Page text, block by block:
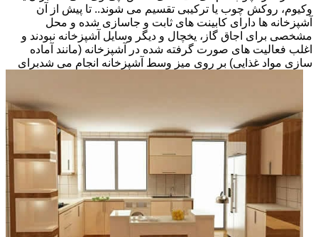
وکیوم، روکش چوب یا ترکیبی تقسیم می شوند.. تا پیش از آن
آشپزخانه ها دارای کابینت های ثابت و جاسازی شده و محل
مشخصی برای اجاق گاز، یخچال و دیگر وسایل آشپزخانه نبودند و
اغلب فعالیت های صورت گرفته شده در آشپزخانه (مانند آماده
سازی مواد غذایی) بر روی میز وسط آشپزخانه انجام می شدبرای